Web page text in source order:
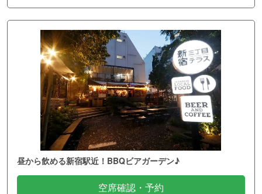
昼から飲める新宿駅近！BBQビアガーデン♪
空席確認・予約